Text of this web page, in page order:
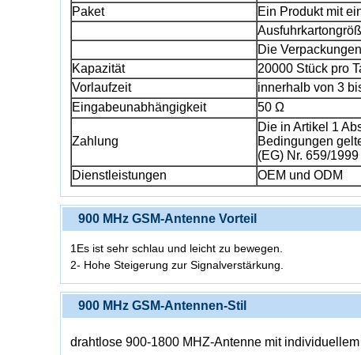
Paket
Ein Produkt mit
Die
Kapazität
20000 Stück pro
Vorlaufzeit
innerhalb von 3
Eingabeunabhängigkeit
50 Ω
Zahlung
Die in Artikel 1
Bedingungen
(EG) Nr. 659/
Dienstleistungen
OEM und ODM
900 MHz GSM-Antenne Vorteil
1Es ist sehr schlau und leicht zu bewegen.
2- Hohe Steigerung zur Signalverstärkung.
900 MHz GSM-Antennen-Stil
drahtlose 900-1800 MHZ-Antenne mit